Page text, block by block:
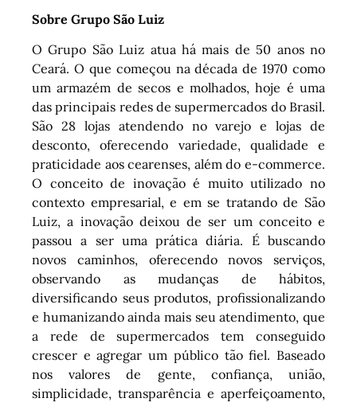
Sobre Grupo São Luiz
O Grupo São Luiz atua há mais de 50 anos no
Ceará. O que começou na década de 1970 como
um armazém de secos e molhados, hoje é uma
das principais redes de supermercados do Brasil.
São 28 lojas atendendo no varejo e lojas de
desconto, oferecendo variedade, qualidade e
praticidade aos cearenses, além do e-commerce.
O conceito de inovação é muito utilizado no
contexto empresarial, e em se tratando de São
Luiz, a inovação deixou de ser um conceito e
passou a ser uma prática diária. É buscando
novos caminhos, oferecendo novos serviços,
observando as mudanças de hábitos,
diversificando seus produtos, profissionalizando
e humanizando ainda mais seu atendimento, que
a rede de supermercados tem conseguido
crescer e agregar um público tão fiel. Baseado
nos valores de gente, confiança, união,
simplicidade, transparência e aperfeiçoamento,